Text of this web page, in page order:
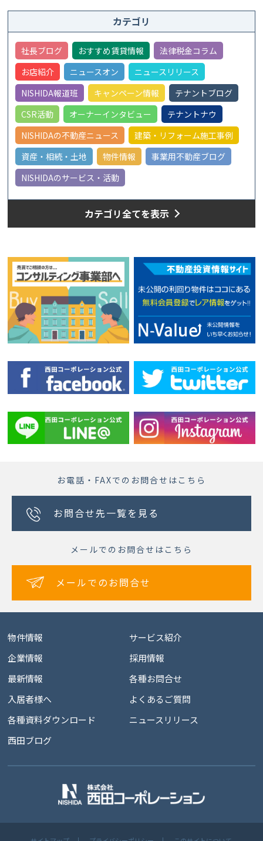
カテゴリ
社長ブログ おすすめ賃貸情報
法律税金コラム
お店紹介
ニュースオン
ニュースリリース
NISHIDA報道班
キャンペーン情報
テナントブログ
CSR活動
オーナーインタビュー
テナントナウ
NISHIDAの不動産ニュース
建築・リフォーム施工事例
資産・相続・土地
物件情報
事業用不動産ブログ
NISHIDAのサービス・活動
カテゴリ全てを表示
お電話・FAXでのお問合せはこちら
お問合せ先一覧を見る
メールでのお問合せはこちら
メールでのお問合せ
物件情報
サービス紹介
企業情報
採用情報
最新情報
各種お問合せ
入居者様へ
よくあるご質問
各種資料ダウンロード
ニュースリリース
西田ブログ